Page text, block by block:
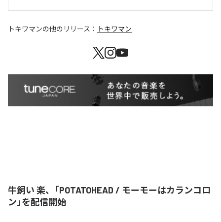
トキワマンの他のリリース： トキワマン
牛飼い 楽、「POTATOHEAD / モーモーはカランコロ
ン」を配信開始